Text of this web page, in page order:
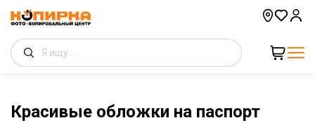
Красивые обложки на паспорт